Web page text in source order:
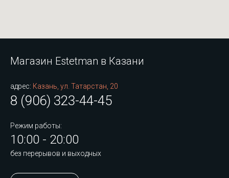
Магазин Estetman в Казани
адрес: Казань, ул. Татарстан, 20
8 (906) 323-44-45
Режим работы:
10:00 - 20:00
без перерывов и выходных